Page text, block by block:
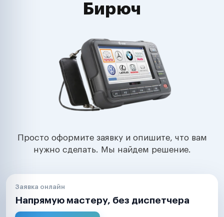
Бирюч
Просто оформите заявку и опишите, что вам
нужно сделать. Мы найдем решение.
Заявка онлайн
Напрямую мастеру, без диспетчера